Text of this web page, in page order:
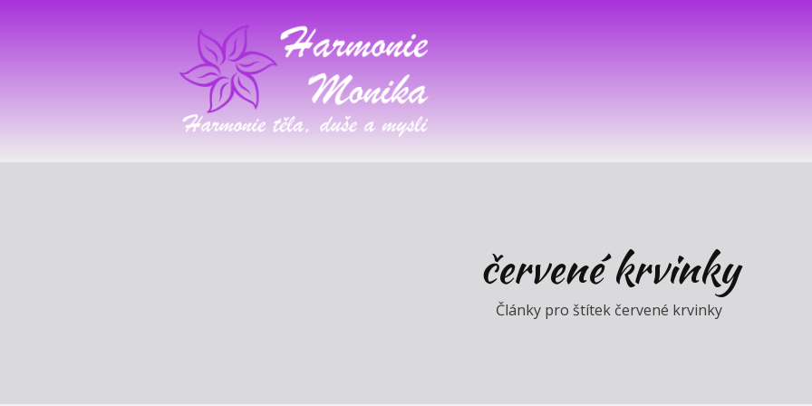
červené krvinky
Články pro štítek červené krvinky